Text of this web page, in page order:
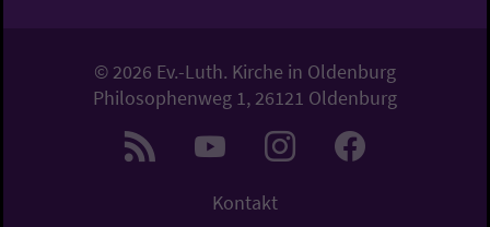
© 2026 Ev.-Luth. Kirche in Oldenburg
Philosophenweg 1, 26121 Oldenburg
Kontakt